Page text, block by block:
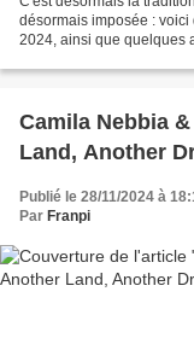
désormais imposée :
2024, ainsi que quelques
Camila Nebbia
Land, Another
Publié le 28/11/2024 à
Par Franpi